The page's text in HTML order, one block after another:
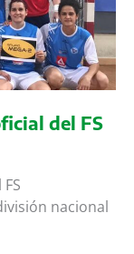
del FS
nacional